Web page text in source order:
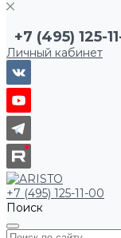
+7 (495) 125-
Личный кабинет
+7 (495) 125-11-00
Поиск